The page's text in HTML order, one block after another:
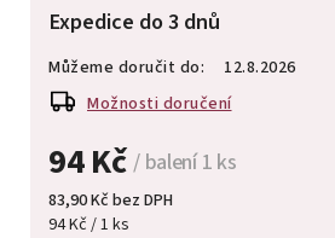
94 Kč/ balení 1 ks
83,90 Kč bez DPH
94 Kč / 1 ks
Expedice do 3 dnů
Můžeme doručit do:
12.8.2026
Možnosti doručení